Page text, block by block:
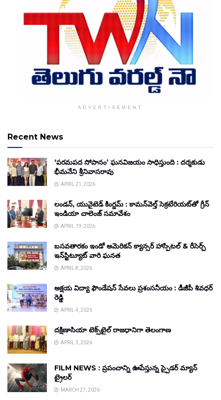
ADVERTISEMENT
Recent News
‘పరమపద సోపానం’ ఘనవిజయం సాధిస్తుంది : దర్శకుడు
భీమనేని శ్రీనివాసరావు
APRIL 21, 2026
లండన్, యునైటెడ్ కింగ్డమ్ : కామన్‌వెల్త్ సెక్రటేరియట్‌తో గ్రీన్
ఇండియా చాలెంజ్ సమావేశం
APRIL 19, 2026
బసవతారకం ఇండో అమెరికన్ క్యాన్సర్ హాస్పిటల్ & రీసెర్చ్
ఇన్‌స్టిట్యూట్ వారి ఘనత
APRIL 8, 2026
అక్షయ విద్యా ఫౌండేషన్ సేవలు ప్రశంసనీయం : డీజీపీ శివధర్
రెడ్డి
APRIL 4, 2026
దక్షిణాసియా టెక్స్‌టైల్ రాజధానిగా తెలంగాణ
APRIL 3, 2026
FILM NEWS : ప్రపంచాన్ని ఊపేస్తున్న స్పైడర్ మ్యాన్
ట్రైలర్
MARCH 27, 2026